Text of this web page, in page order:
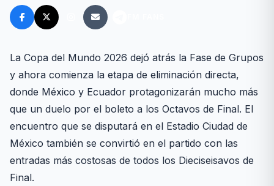
La Copa del Mundo 2026 dejó atrás la Fase de Grupos
y ahora comienza la etapa de eliminación directa,
donde México y Ecuador protagonizarán mucho más
que un duelo por el boleto a los Octavos de Final. El
encuentro que se disputará en el Estadio Ciudad de
México también se convirtió en el partido con las
entradas más costosas de todos los Dieciseisavos de
Final.